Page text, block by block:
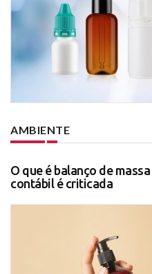
AMBIENTE
O que é balanço de
contábil é criticada